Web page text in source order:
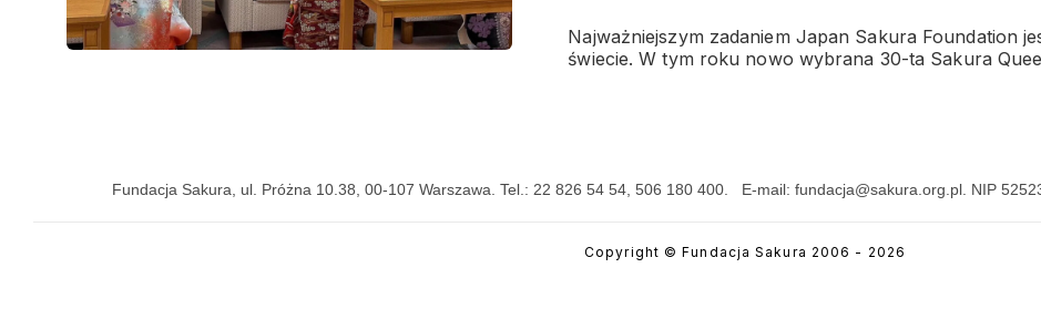
Najważniejszym zadaniem Japan Sakura Foundation
świecie. W tym roku nowo wybrana 30-ta Sakura
Fundacja Sakura, ul. Próżna 10.38, 00-107 Warszawa. Tel.: 22 826 54 54, 506 180 400. E-mail: fundacja@sakura.org.pl. NIP
Copyright ©Fundacja Sakura 2006 - 2026